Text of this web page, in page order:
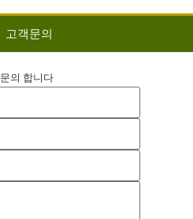
고객문의
문의 합니다